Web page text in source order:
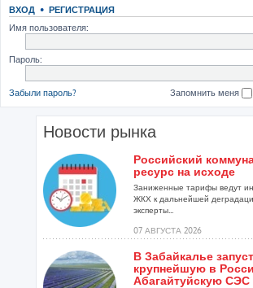
ВХОД • РЕГИСТРАЦИЯ
Имя пользователя:
Пароль:
Забыли пароль? Запомнить меня
Новости рынка
Российский
ресурс на исходе
Заниженные тарифы ведут
ЖКХ к дальнейшей
эксперты...
07 АВГУСТА 2026
В Забайкалье
крупнейшую в
Абагайтуйскую СЭС